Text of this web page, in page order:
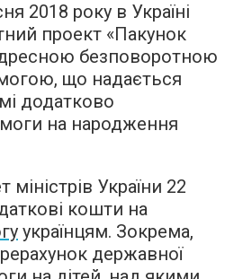
2018 року в Україні
проект «Пакунок
безповоротною
що надається
додатково
на народження
міністрів України 22
кошти на
українцям. Зокрема,
державної